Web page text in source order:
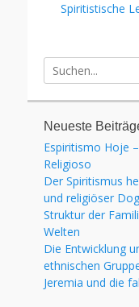
Spiritistische
Suche
für:
Neueste
Espiritismo Hoje
Religioso
Der Spiritismus
und religiöser
Struktur der
Welten
Die Entwicklung
ethnischen
Jeremia und die